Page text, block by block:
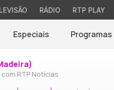
RÁDIO RTP PLAY
Especiais Programas
RTP Notícias